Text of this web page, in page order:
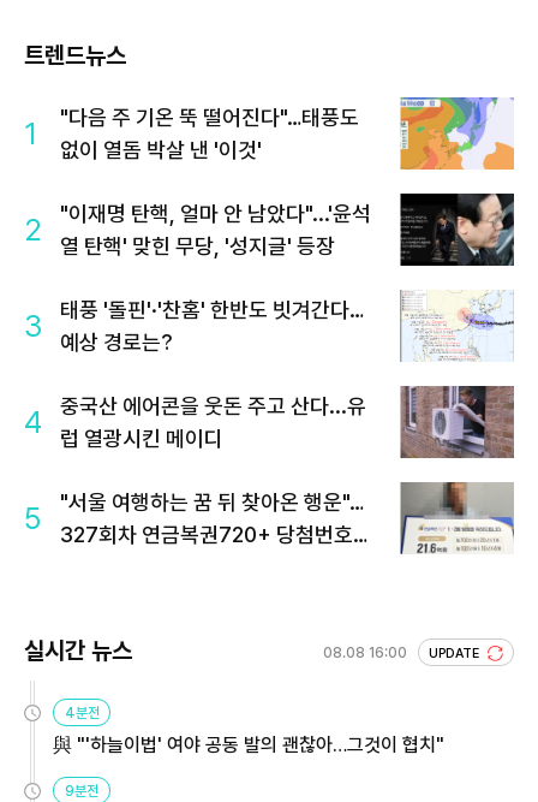
트렌드뉴스
1
"다음 주 기온 뚝 떨어진다"…태풍도
없이 열돔 박살 낸 '이것'
2
"이재명 탄핵, 얼마 안 남았다"...'윤석
열 탄핵' 맞힌 무당, '성지글' 등장
3
태풍 '돌핀'·'찬홈' 한반도 빗겨간다…
예상 경로는?
4
중국산 에어콘을 웃돈 주고 산다...유
럽 열광시킨 메이디
5
"서울 여행하는 꿈 뒤 찾아온 행운"…
327회차 연금복권720+ 당첨번호조
실시간 뉴스 08.08 16:00 UPDATE
4분전
與 "'하늘이법' 여야 공동 발의 괜찮아…그것이 협치"
9분전